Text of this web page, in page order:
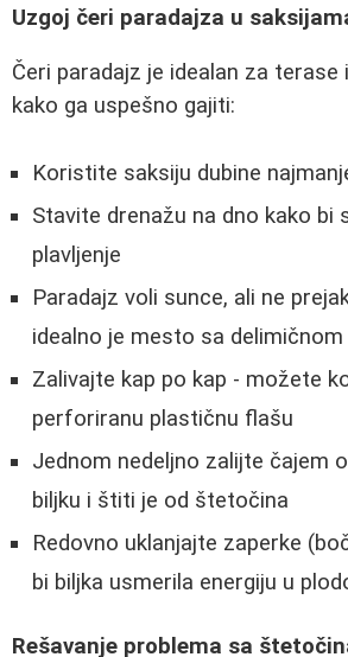
Uzgoj čeri paradajza u
Čeri paradajz je idealan za terase
kako ga uspešno gajiti:
Koristite saksiju dubine
Stavite drenažu na dno kako bi
plavljenje
Paradajz voli sunce, ali ne
idealno je mesto sa
Zalivajte kap po kap - možete
perforiranu plastičnu flašu
Jednom nedeljno zalijte čajem
biljku i štiti je od štetočina
Redovno uklanjajte zaperke
bi biljka usmerila energiju u
Rešavanje problema sa